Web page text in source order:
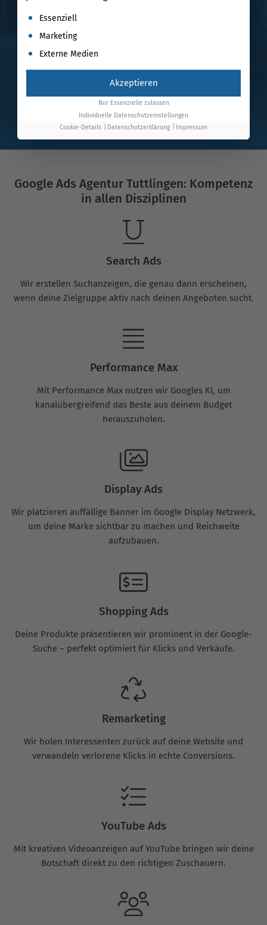
Google Ads Agentur Tuttlingen: Kompetenz
in allen Disziplinen
Search Ads
Wir erstellen Suchanzeigen, die genau dann erscheinen,
wenn deine Zielgruppe aktiv nach deinen Angeboten sucht.
Performance Max
Mit Performance Max nutzen wir Googles KI, um
kanalübergreifend das Beste aus deinem Budget
herauszuholen.
Display Ads
Wir platzieren auffällige Banner im Google Display Netzwerk,
um deine Marke sichtbar zu machen und Reichweite
aufzubauen.
Shopping Ads
Deine Produkte präsentieren wir prominent in der Google-
Suche – perfekt optimiert für Klicks und Verkäufe.
Remarketing
Wir holen Interessenten zurück auf deine Website und
verwandeln verlorene Klicks in echte Conversions.
YouTube Ads
Mit kreativen Videoanzeigen auf YouTube bringen wir deine
Botschaft direkt zu den richtigen Zuschauern.
Es folgt eine Liste der Service-Gruppen, für die eine
Essenziell
Marketing
Externe Medien
Akzeptieren
Nur Essenzielle zulassen
Individuelle Datenschutzeinstellungen
Cookie-Details
Datenschutzerklärung Impressum